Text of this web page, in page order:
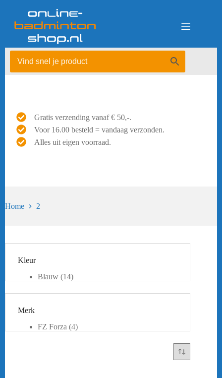
Gratis verzending vanaf € 50,-.
Voor 16.00 besteld = vandaag verzonden.
Alles uit eigen voorraad.
Home 2
Kleur
Blauw (14)
Grijs (2)
Rood (3)
Merk
FZ Forza (4)